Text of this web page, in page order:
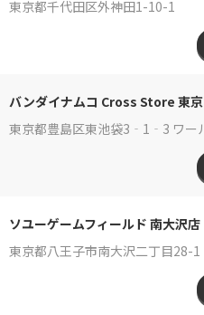
東京都千代田区外神田1-10-1
バンダイナムコ Cross Store 東京
東京都豊島区東池袋3‐1‐3 ワー
ソユーゲームフィールド 南大沢店
東京都八王子市南大沢二丁目